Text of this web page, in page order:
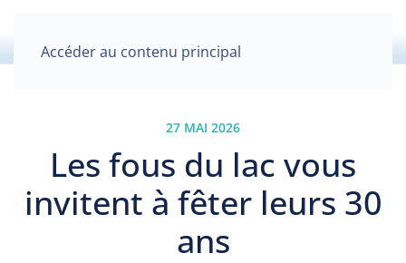
Accéder au contenu principal
27 MAI 2026
Les fous du lac vous
invitent à fêter leurs 30
ans